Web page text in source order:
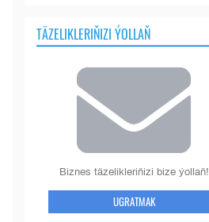
TÄZELIKLERIŇIZI ÝOLLAŇ
Biznes täzelikleriňizi bize ýollaň!
UGRATMAK